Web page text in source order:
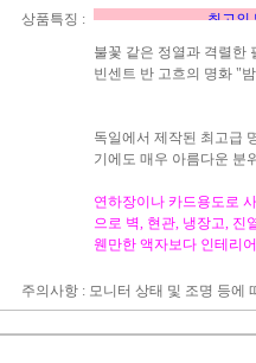
상품특징 :
불꽃 같은 정열과 격렬한
빈센트 반 고흐의 명화 "
독일에서 제작된 최고급
기에도 매우 아름다운 분
연하장이나 카드용도로
으로 벽, 현관, 냉장고, 진
웬만한 액자보다 인테리
주의사항 : 모니터 상태 및 조명 등에